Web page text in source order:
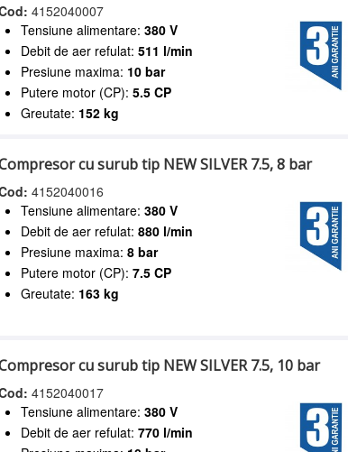
4152040007
Tensiune alimentare:380 V
Debit de aer refulat:511 l/min
Presiune maxima: 10 bar
Putere motor (CP):5.5 CP
Greutate: 152 kg
cu surub tip NEW SILVER 7.5, 8 bar
4152040016
Tensiune alimentare:380 V
Debit de aer refulat:880 l/min
Presiune maxima:8 bar
Putere motor (CP):7.5 CP
Greutate: 163 kg
cu surub tip NEW SILVER 7.5, 10 bar
4152040017
Tensiune alimentare:380 V
Debit de aer refulat:770 l/min